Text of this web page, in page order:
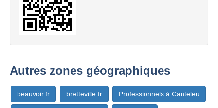
Autres zones géographiques
beauvoir.fr bretteville.fr Professionnels à Canteleu